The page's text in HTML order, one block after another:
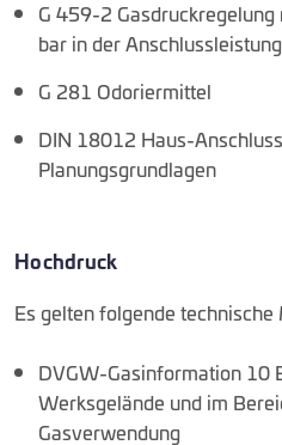
G 459-2
bar in der Anschlussleistung
G 281 Odoriermittel
DIN 18012 Haus-
Planungsgrundlagen
Hochdruck
Es gelten folgende
DVGW-Gasinformation 10
Werksgelände und im
Gasverwendung